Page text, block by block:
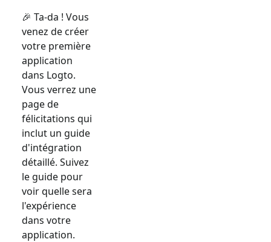
🎉 Ta-da ! Vous
venez de créer
votre première
application
dans Logto.
Vous verrez une
page de
félicitations qui
inclut un guide
d'intégration
détaillé. Suivez
le guide pour
voir quelle sera
l'expérience
dans votre
application.